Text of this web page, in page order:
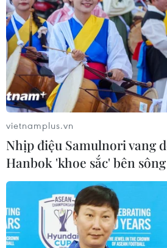
vietnamplus.vn
Nhịp điệu Samulnori vang
Hanbok 'khoe sắc' bên